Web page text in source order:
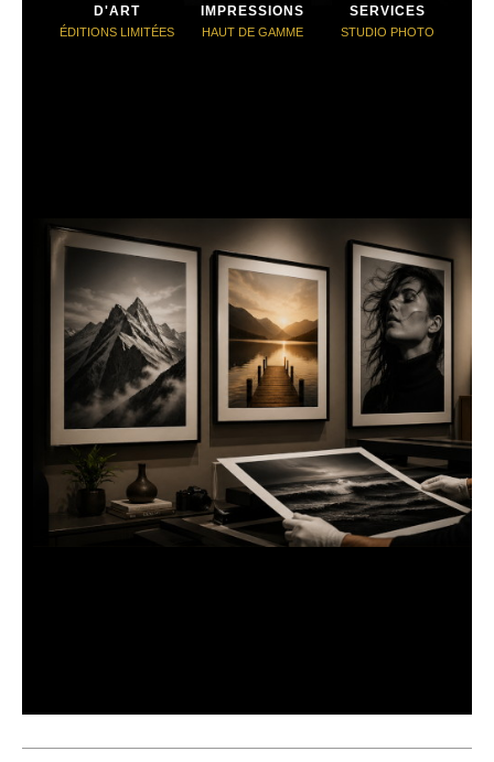
D'ART
ÉDITIONS LIMITÉES
IMPRESSIONS
HAUT DE GAMME
SERVICES
STUDIO PHOTO